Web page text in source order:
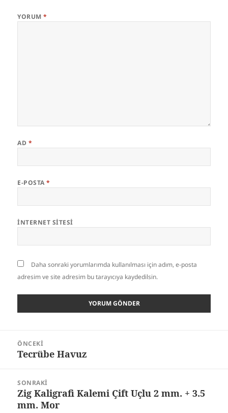
YORUM*
AD *
E-POSTA*
İNTERNET SITESI
Daha sonraki yorumlarımda kullanılması için adım, e-posta
adresim ve site adresim bu tarayıcıya kaydedilsin.
gezinmesi
ÖNCEKI
Önceki
Tecrübe Havuz
SONRAKI
Sonraki
yazı:
Zig Kaligrafi Kalemi Çift Uçlu 2 mm. + 3.5
mm. Mor